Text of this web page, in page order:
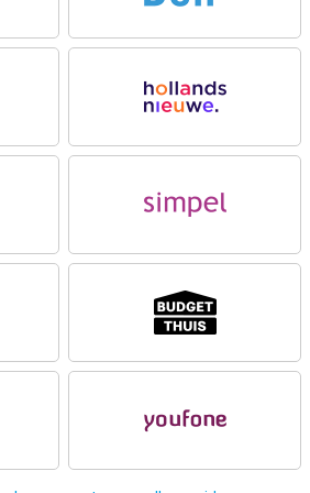
met dunne randen
is voorzien van een 6.1 inch OLED-
kijkervaring biedt. Deze afwerking
Het bekende Dynamic Island
van de iPhone-ervaring, waardoor
op de hoogte bent van wat belangrijk
een goede keuze voor jou!
16 is aanzienlijk verbeterd. De
sensor, waarmee je haarscherpe
licht. De iPhone 16 introduceert
control button" aan de rechterkant
kunt bedienen. Deze knop biedt een